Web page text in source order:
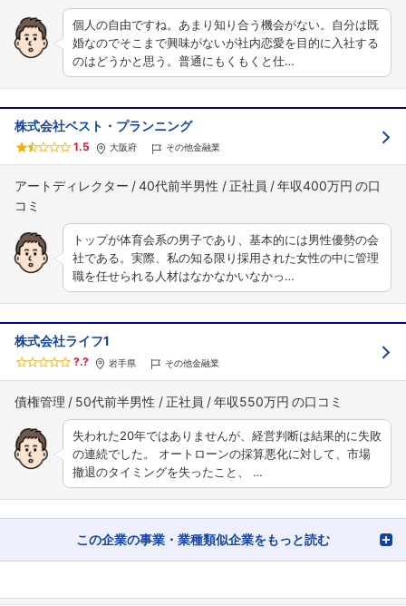
個人の自由ですね。あまり知り合う機会がない。自分は既
婚なのでそこまで興味がないが社内恋愛を目的に入社する
のはどうかと思う。普通にもくもくと仕…
株式会社ベスト・プランニング
1.5 大阪府 その他金融業
アートディレクター 40代前半男性 正社員 年収400万円
トップが体育会系の男子であり、基本的には男性優勢の会
社である。実際、私の知る限り採用された女性の中に管理
職を任せられる人材はなかなかいなかっ…
株式会社ライフ1
?.? 岩手県 その他金融業
債権管理 50代前半男性 正社員 年収550万円
失われた20年ではありませんが、経営判断は結果的に失敗
の連続でした。 オートローンの採算悪化に対して、市場
撤退のタイミングを失ったこと、 …
この企業の事業・業種類似企業をもっと読む